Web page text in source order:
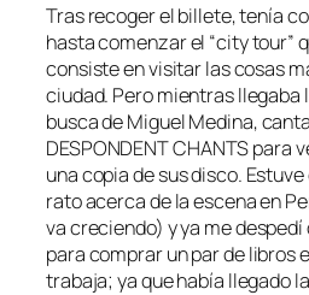
Tras recoger el billete, tenía
hasta comenzar el “city tour”
consiste en visitar las cosas
ciudad. Pero mientras llegaba
busca de Miguel Medina,
DESPONDENT CHANTS para
una copia de sus disco.
rato acerca de la escena en
va creciendo) y ya me
para comprar un par de libros
trabaja; ya que había llegado